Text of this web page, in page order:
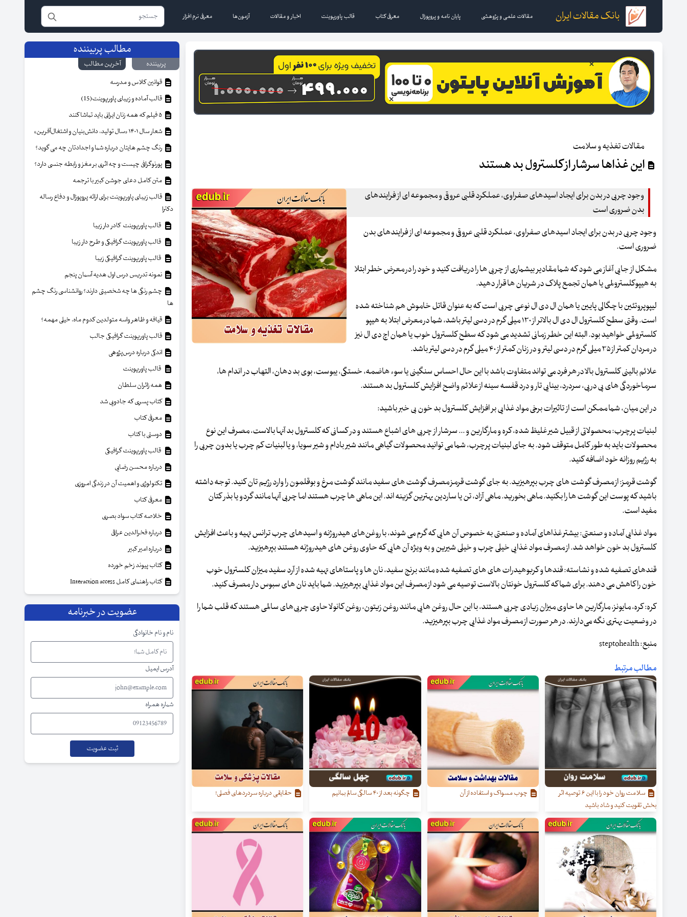
بانک مقالات ایران مقالات علمی و پژوهشی پایان نامه و پروپوزال معرفی کتاب قالب پاورپوینت اخبار و مقالات آزمون‌ها معرفی نرم افزار
مقالات تغذیه و سلامت
این غذاها سرشار از کلسترول بد هستند
وجود چربی در بدن برای ایجاد اسیدهای صفراوی، عملکرد قلبی عروقی و مجموعه ای از فرایندهای
بدن ضروری است
وجود چربی در بدن برای ایجاد اسیدهای صفراوی، عملکرد قلبی عروقی و مجموعه ای از فرایندهای بدن
ضروری است.
مشکل از جایی آغاز می شود که شما مقادیر بیشماری از چربی ها را دریافت کنید و خود را در معرض خطر ابتلا
به هیپوکلسترولمی یا همان تجمع پلاک در شریان ها قرار دهید.
لیپوپروتئین با چگالی پایین یا همان ال دی ال نوعی چربی است که به عنوان قاتل خاموش هم شناخته شده
است. وقتی سطح کلسترول ال دی ال بالاتر از ۱۳۰ میلی گرم در دسی لیتر باشد، شما در معرض ابتلا به هیپو
کلسترولمی خواهید بود. البته این خطر زمانی تشدید می شود که سطح کلسترول خوب یا همان اچ دی ال نیز
در مردان کمتر از ۳۵ میلی گرم در دسی لیتر و در زنان کمتر از ۴۰ میلی گرم در دسی لیتر باشد.
علائم بالینی کلسترول بالا در هر فرد می تواند متفاوت باشد با این حال احساس سنگینی یا سوء هاضمه، خستگی، یبوست، بوی بد دهان، التهاب در اندام ها،
سرماخوردگی های پی درپی، سردرد، بینایی تار و درد قفسه سینه از علائم واضح افزایش کلسترول بد هستند.
در این میان، شما ممکن است از تاثیرات برخی مواد غذایی بر افزایش کلسترول بد خون بی خبر باشید:
لبنیات پرچرب: محصولاتی از قبیل شیر غلیظ شده، کره و مارگارین و ... سرشار از چربی های اشباع هستند و در کسانی که کلسترول بد آنها بالاست، مصرف این نوع
محصولات باید به طور کامل متوقف شود. به جای لبنیات پرچرب، شما می توانید محصولات گیاهی مانند شیر بادام و شیر سویا، و یا لبنیات کم چرب یا بدون چربی را
به رژیم روزانه خود اضافه کنید.
گوشت قرمز: از مصرف گوشت‌ های چرب بپرهیزید. به جای گوشت قرمز مصرف گوشت ‌های سفید مانند گوشت مرغ و بوقلمون را وارد رژیم تان کنید. توجه داشته
باشید که پوست این گوشت ‌ها را بکنید. ماهی بخورید. ماهی آزاد، تن یا ساردین بهترین گزینه ‌اند. این ماهی ‌ها چرب هستند اما چربی آنها مانند گردو یا بذر کتان
مفید است.
مواد غذایی آماده و صنعتی: بیشتر غذاهای آماده و صنعتی به خصوص آن ‌هایی که گرم می ‌شوند، با روغن‌های هیدروژنه و اسیدهای چرب ترانس تهیه و باعث افزایش
کلسترول بد خون خواهد شد. از مصرف مواد غذایی خیلی چرب و خیلی شیرین و به ویژه آن ‌هایی که حاوی روغن‌ های هیدروژنه هستند بپرهیزید.
قندهای تصفیه شده و نشاسته: قندها و کربوهیدرات ‌های های تصفیه شده مانند برنج سفید، نان ‌ها و پاستاهای تهیه شده از آرد سفید میزان کلسترول خوب
خون را کاهش می ‌دهند. برای شما که کلسترول خونتان بالاست توصیه می ‌شود از مصرف این مواد غذایی بپرهیزید. شما باید نان‌ های سبوس ‌دار مصرف کنید.
کره: کره، مایونز، مارگارین ‌ها حاوی میزان زیادی چربی هستند، با این حال روغن ‌هایی مانند روغن زیتون، روغن کانولا حاوی چربی‌های سالمی هستند که قلب شما را
در وضعیت بهتری نگه می‌دارند. در هر صورت از مصرف مواد غذایی چرب بپرهیزید.
منبع: steptohealth
مطالب مرتبط
سلامت روان خود را با این ۶ توصیه اثر
بخش تقویت کنید و شاد باشید
چوب مسواک و استفاده از آن چگونه بعد از ۴۰ سالگی سالم بمانیم حقایقی درباره سردردهای فصلی!
مطالب پربیننده
پربیننده
آخرین مطالب
قوانین کلاس و مدرسه
قالب آماده و زیبای پاورپوینت(15)
شعار سال ۱۴۰۱ «سال تولید، دانش‌بنیان و اشتغال‌آفرین»
رنگ چشم هایتان درباره شما و اجدادتان چه می گوید؟
پورنوگرافی چیست و چه اثری بر مغز و رابطه جنسی دارد؟
متن کامل دعای جوشن کبیر با ترجمه
قالب زیبای پاورپوینت برای ارائه پروپوزال و دفاع رساله
دکترا
قالب پاورپوینت کادر دار زیبا
قالب پاورپوینت گرافیکی و طرح دار زیبا
قالب پاورپوینت گرافیکی زیبا
نمونه تدریس درس اول هدیه آسمان پنجم
چشم رنگی ها چه شخصیتی دارند؟ روانشناسی رنگ چشم
ها
قیافه و ظاهر واسه متولدین کدوم ماه، خیلی مهمه؟
قالب پاورپوینت گرافیکی جالب
اندکی درباره درس‌پژوهی
قالب پاورپوینت
همه زائران سلطان
کتاب پسری که جادویی شد
معرفی کتاب
دوستی با کتاب
قالب پاورپوینت گرافیکی
درباره محسن رضایی
تکنولوژی و اهمیت آن در زندگی امروزی
معرفی کتاب
خلاصه کتاب سواد بصری
درباره فخرالدین عراقی
درباره امیر کبیر
کتاب پیوند زخم خورده
کتاب راهنمای کامل Interaction access
عضویت در خبرنامه
نام و نام خانوادگی
آدرس ایمیل
شماره همراه